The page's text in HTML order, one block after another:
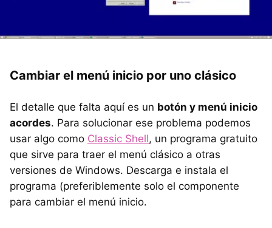
Cambiar el menú inicio por uno clásico
El detalle que falta aquí es un botón y menú inicio
acordes. Para solucionar ese problema podemos
usar algo como Classic Shell, un programa gratuito
que sirve para traer el menú clásico a otras
versiones de Windows. Descarga e instala el
programa (preferiblemente solo el componente
para cambiar el menú inicio.